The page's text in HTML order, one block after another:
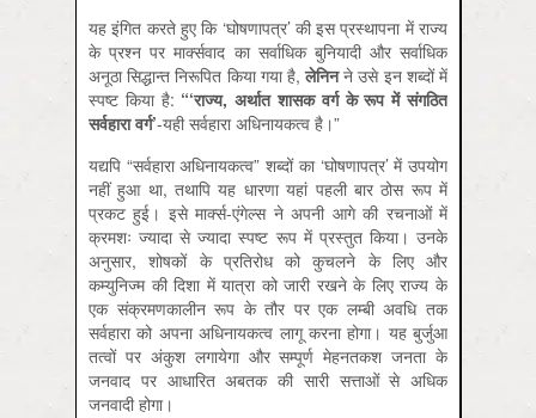
यह इंगित करते हुए कि ‘घोषणापत्र’ की इस प्रस्थापना में राज्य
के प्रश्न पर मार्क्सवाद का सर्वाधिक बुनियादी और सर्वाधिक
अनूठा सिद्धान्त निरूपित किया गया है,लेनिनने उसे इन शब्दों में
स्पष्ट किया है: “‘राज्य, अर्थात शासक वर्ग के रूप में संगठित
सर्वहारा वर्ग’-यही सर्वहारा अधिनायकत्व है।”
यद्यपि “सर्वहारा अधिनायकत्व” शब्दों का ‘घोषणापत्र’ में उपयोग
नहीं हुआ था, तथापि यह धारणा यहां पहली बार ठोस रूप में
प्रकट हुई। इसे मार्क्स-एंगेल्स ने अपनी आगे की रचनाओं में
क्रमशः ज्यादा से ज्यादा स्पष्ट रूप में प्रस्तुत किया। उनके
अनुसार, शोषकों के प्रतिरोध को कुचलने के लिए और
कम्युनिज्म की दिशा में यात्रा को जारी रखने के लिए राज्य के
एक संक्रमणकालीन रूप के तौर पर एक लम्बी अवधि तक
सर्वहारा को अपना अधिनायकत्व लागू करना होगा। यह बुर्जुआ
तत्वों पर अंकुश लगायेगा और सम्पूर्ण मेहनतकश जनता के
जनवाद पर आधारित अबतक की सारी सत्ताओं से अधिक
जनवादी होगा।